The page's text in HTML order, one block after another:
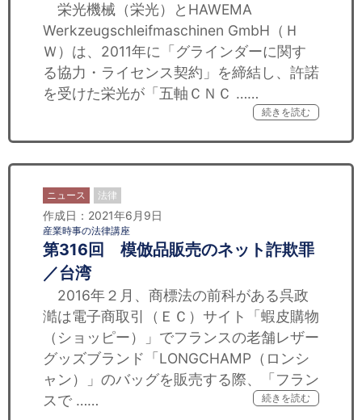
栄光機械（栄光）とHAWEMA
Werkzeugschleifmaschinen GmbH（Ｈ
Ｗ）は、2011年に「グラインダーに関す
る協力・ライセンス契約」を締結し、許諾
を受けた栄光が「五軸ＣＮＣ ……
続きを読む
ニュース 法律
作成日：2021年6月9日
産業時事の法律講座
第316回 模倣品販売のネット詐欺罪
／台湾
2016年２月、商標法の前科がある呉政
澔は電子商取引（ＥＣ）サイト「蝦皮購物
（ショッピー）」でフランスの老舗レザー
グッズブランド「LONGCHAMP（ロンシ
ャン）」のバッグを販売する際、「フラン
スで ……
続きを読む